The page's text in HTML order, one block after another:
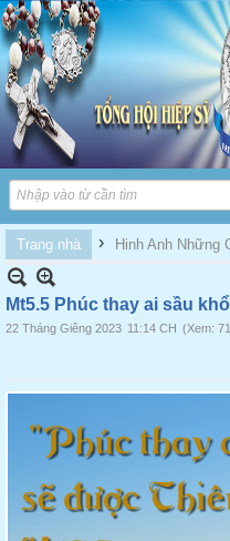
Trang nhà › Hinh Anh Những
Mt5.5 Phúc thay ai sầu khổ
22 Tháng Giêng 2023 11:14 CH (Xem: